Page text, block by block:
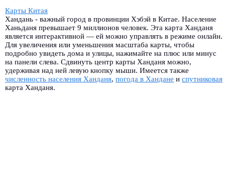
Карты Китая
Хандань - важный город в провинции Хэбэй в Китае. Население
Ханьданя превышает 9 миллионов человек. Эта карта Ханданя
является интерактивной — ей можно управлять в режиме онлайн.
Для увеличения или уменьшения масштаба карты, чтобы
подробно увидеть дома и улицы, нажимайте на плюс или минус
на панели слева. Сдвинуть центр карты Ханданя можно,
удерживая над ней левую кнопку мыши. Имеется также
численность населения Ханданя, погода в Хандане и спутниковая
карта Ханданя.